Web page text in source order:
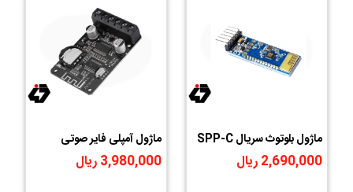
ماژول بلوتوث سریال SPP-C
به همراه برد کمکی
2,690,000 ریال
ماژول آمپلی فایر صوتی
بلوتوث دار 20-10 وات مدل
XY-P15W
3,980,000 ریال